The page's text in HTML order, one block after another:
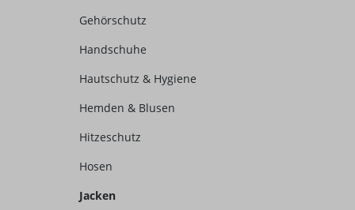
Gehörschutz
Handschuhe
Hautschutz & Hygiene
Hemden & Blusen
Hitzeschutz
Hosen
Jacken